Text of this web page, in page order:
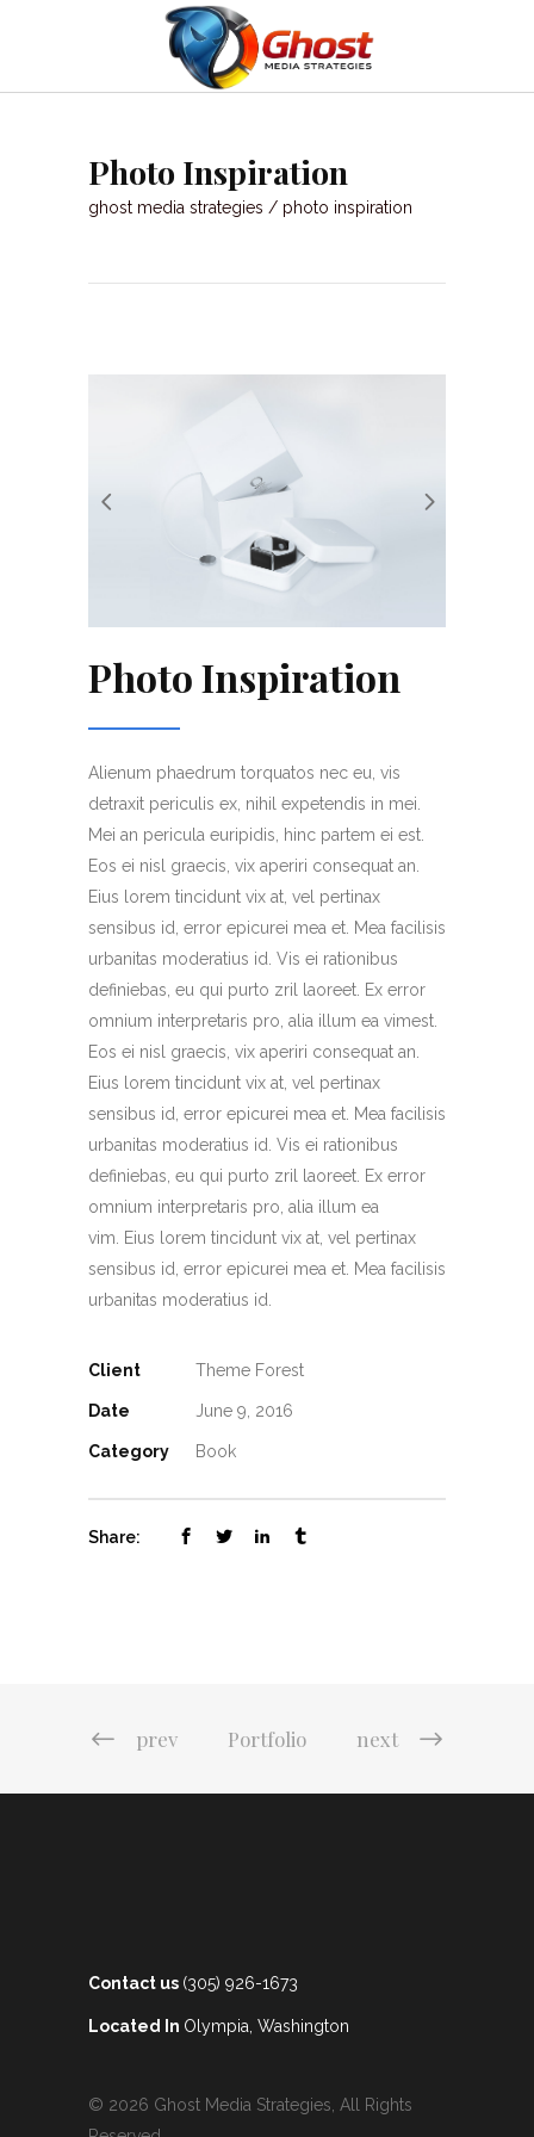
Photo Inspiration
ghost media strategies / photo inspiration
Photo Inspiration
Alienum phaedrum torquatos nec eu, vis
detraxit periculis ex, nihil expetendis in mei.
Mei an pericula euripidis, hinc partem ei est.
Eos ei nisl graecis, vix aperiri consequat an.
Eius lorem tincidunt vix at, vel pertinax
sensibus id, error epicurei mea et. Mea facilisis
urbanitas moderatius id. Vis ei rationibus
definiebas, eu qui purto zril laoreet. Ex error
omnium interpretaris pro, alia illum ea vimest.
Eos ei nisl graecis, vix aperiri consequat an.
Eius lorem tincidunt vix at, vel pertinax
sensibus id, error epicurei mea et. Mea facilisis
urbanitas moderatius id. Vis ei rationibus
definiebas, eu qui purto zril laoreet. Ex error
omnium interpretaris pro, alia illum ea
vim. Eius lorem tincidunt vix at, vel pertinax
sensibus id, error epicurei mea et. Mea facilisis
urbanitas moderatius id.
Client Theme Forest
Date June 9, 2016
Category Book
Share:
prev Portfolio next
Contact us (305) 926-1673
Located In Olympia, Washington
© 2026 Ghost Media Strategies, All Rights